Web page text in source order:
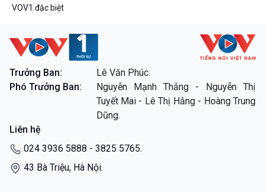
VOV1 đặc biệt
Trưởng Ban:
Lê Văn Phúc.
Phó Trưởng Ban:
Nguyễn Mạnh Thắng - Nguyễn Thị
Tuyết Mai - Lê Thị Hằng - Hoàng Trung
Dũng.
Liên hệ
024 3936 5888 - 3825 5765.
43 Bà Triệu, Hà Nội.